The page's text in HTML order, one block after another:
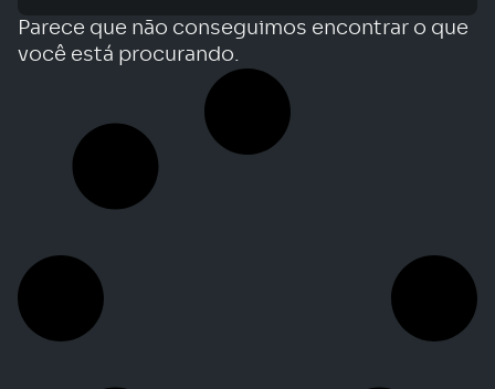
Parece que não conseguimos encontrar o que
você está procurando.